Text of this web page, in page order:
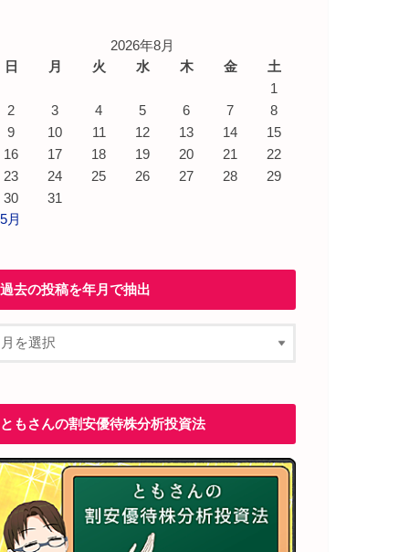
2026年8月
日
月 火 水 木 金
土
1
2
3 4 5 6 7
8
9
10 11 12 13 14
15
16
17 18 19 20 21
22
23
24 25 26 27 28
29
30
31
月
過去の投稿を年月で抽出
ともさんの割安優待株分析投資法